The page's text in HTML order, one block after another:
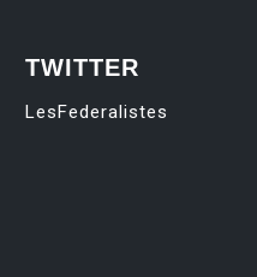
TWITTER
LesFederalistes